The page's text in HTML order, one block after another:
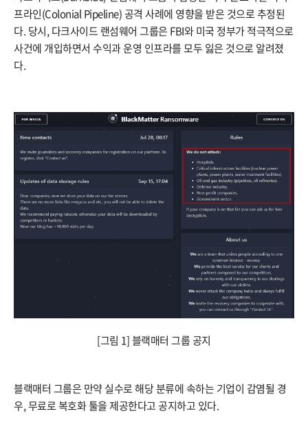
프라인(Colonial Pipeline) 공격 사례에 영향을 받은 것으로 추정된
다. 당시, 다크사이드 랜섬웨어 그룹은 FBI와 미국 정부가 적극적으로
사건에 개입하면서 수익과 운영 인프라를 모두 잃은 것으로 알려졌
다.
[그림 1] 블랙매터 그룹 공지
블랙매터 그룹은 만약 실수로 해당 분류에 속하는 기업이 감염될 경
우, 무료로 복호화 툴을 제공한다고 공지하고 있다.